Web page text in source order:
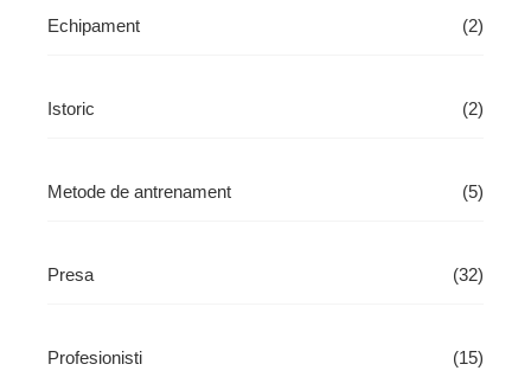
Echipament (2)
Istoric (2)
Metode de antrenament (5)
Presa (32)
Profesionisti (15)